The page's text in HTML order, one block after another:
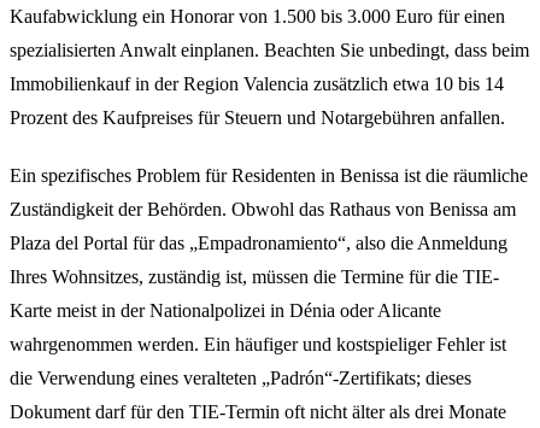
Kaufabwicklung ein Honorar von 1.500 bis 3.000 Euro für einen
spezialisierten Anwalt einplanen. Beachten Sie unbedingt, dass beim
Immobilienkauf in der Region Valencia zusätzlich etwa 10 bis 14
Prozent des Kaufpreises für Steuern und Notargebühren anfallen.
Ein spezifisches Problem für Residenten in Benissa ist die räumliche
Zuständigkeit der Behörden. Obwohl das Rathaus von Benissa am
Plaza del Portal für das „Empadronamiento“, also die Anmeldung
Ihres Wohnsitzes, zuständig ist, müssen die Termine für die TIE-
Karte meist in der Nationalpolizei in Dénia oder Alicante
wahrgenommen werden. Ein häufiger und kostspieliger Fehler ist
die Verwendung eines veralteten „Padrón“-Zertifikats; dieses
Dokument darf für den TIE-Termin oft nicht älter als drei Monate